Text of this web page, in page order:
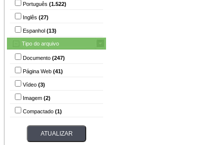
Português (1.522)
Inglês (27)
Espanhol (13)
Tipo do arquivo
Documento (247)
Página Web (41)
Vídeo (3)
Imagem (2)
Compactado (1)